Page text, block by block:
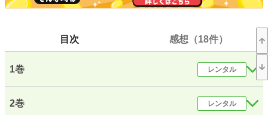
彼はアレンの能力を無能だと決めつけ、なにも努力しないで戦いを舐めきって
目次 感想（18件）
1巻 レンタル
2巻 レンタル